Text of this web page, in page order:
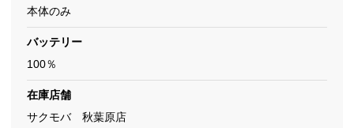
本体のみ
バッテリー
100％
在庫店舗
サクモバ 秋葉原店